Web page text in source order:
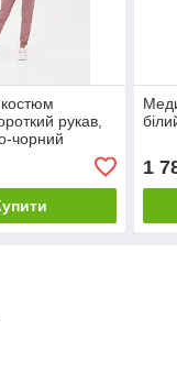
рукав,
чорний
трикотаж)
1